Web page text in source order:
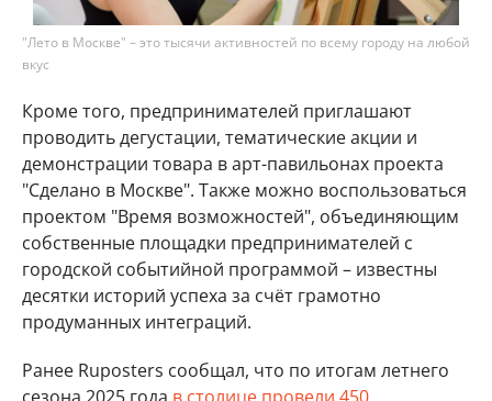
"Лето в Москве" – это тысячи активностей по всему городу на любой
вкус
Кроме того, предпринимателей приглашают
проводить дегустации, тематические акции и
демонстрации товара в арт-павильонах проекта
"Сделано в Москве". Также можно воспользоваться
проектом "Время возможностей", объединяющим
собственные площадки предпринимателей с
городской событийной программой – известны
десятки историй успеха за счёт грамотно
продуманных интеграций.
Ранее Ruposters сообщал, что по итогам летнего